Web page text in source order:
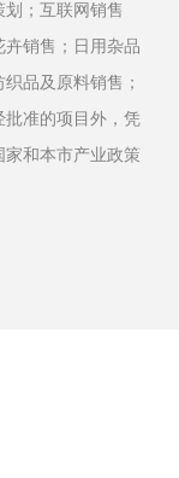
；互联网销售
卉销售；日用杂品
品及原料销售；
准的项目外，凭
和本市产业政策